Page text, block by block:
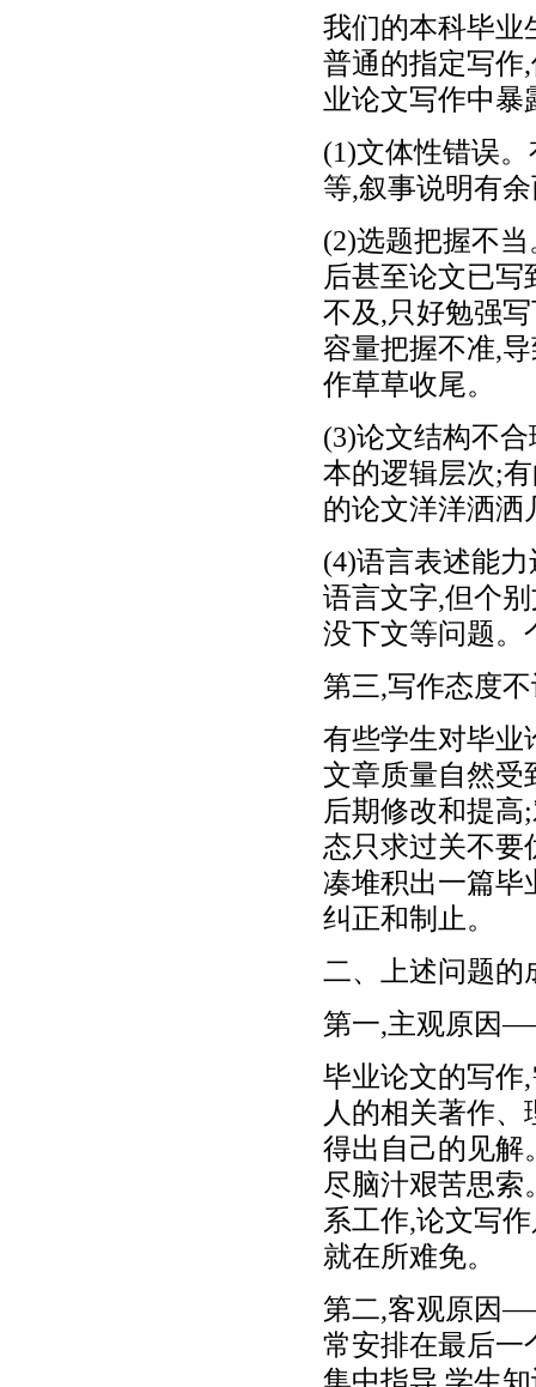
我们的本科毕业
普通的指定写作
业论文写作中暴
(1)文体性错误
等,叙事说明有
(2)选题把握不
后甚至论文已
不及,只好勉强
容量把握不准,
作草草收尾。
(3)论文结构不
本的逻辑层次;
的论文洋洋洒洒
(4)语言表述能
语言文字,但个
没下文等问题。
第三,写作态度
有些学生对毕业
文章质量自然受
后期修改和提
态只求过关不要
凑堆积出一篇毕
纠正和制止。
二、上述问题的
第一,主观原因
毕业论文的写作
人的相关著作
得出自己的见解
尽脑汁艰苦思索
系工作,论文写
就在所难免。
第二,客观原因
常安排在最后一
集中指导,学生